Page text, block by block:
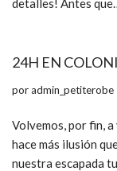
detalles! Antes
24H EN
poradmin_petiterobe
Volvemos, por fin,
hace más ilusión
nuestra escapada